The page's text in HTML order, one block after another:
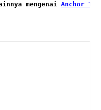
mengenai Anchor